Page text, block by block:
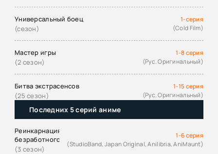
Универсальный боец
(сезон)
1-серия
(Cold Film)
Мастер игры
(2 сезон)
1-8 серия
(Рус. Оригинальный)
Битва экстрасенсов
(25 сезон)
1-15 серия
(Рус. Оригинальный)
Последних 5 серий аниме
Реинкарнация
безработного
(3 сезон)
1-6 серия
(StudioBand, Japan Original, Anilibria, AniMaunt)